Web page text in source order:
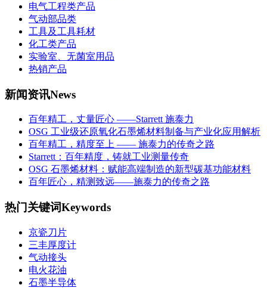
电气工程类产品
气动部品类
工具及工具耗材
化工类产品
实验室、无菌室用品
热销产品
新闻资讯News
百年精工，丈量匠心 ——Starrett 施泰力
OSG 工业级还原氧化石墨烯材料制备与产业化应用解析
百年精工，精度至上 —— 施泰力的传奇之路
Starrett：百年精度，铸就工业测量传奇
OSG 石墨烯材料：赋能高端制造的新型碳基功能材料
百年匠心，精测致远——施泰力的传奇之路
热门关键词Keywords
京瓷刀片
三丰厚度计
气动接头
电火花油
石墨半导体